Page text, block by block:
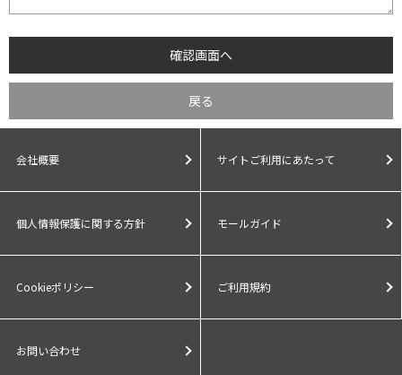
会社概要 サイトご利用にあたって
個人情報保護に関する方針 モールガイド
Cookieポリシー ご利用規約
お問い合わせ